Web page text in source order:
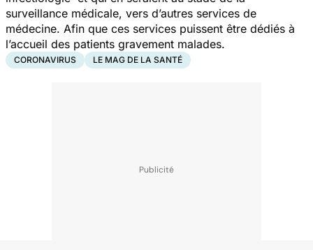
surveillance médicale, vers d’autres services de
médecine. Afin que ces services puissent être dédiés à
l’accueil des patients gravement malades.
CORONAVIRUS LE MAG DE LA SANTÉ